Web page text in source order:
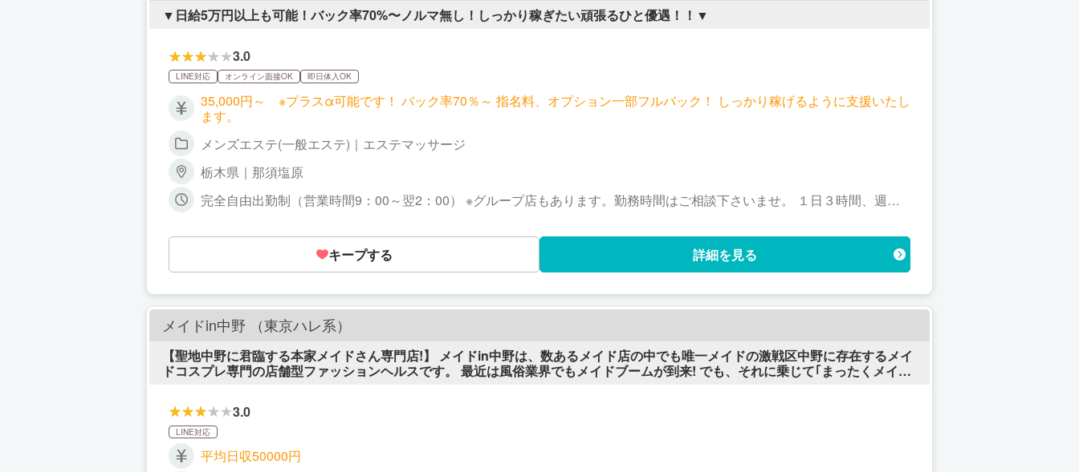
▼日給5万円以上も可能！バック率70%〜ノルマ無し！しっかり稼ぎたい頑張るひと優遇！！▼
3.0
LINE対応 オンライン面接OK 即日体入OK
35,000円～ ※プラスα可能です！ バック率70％～ 指名料、オプション一部フルバック！ しっかり稼げるように支援いたし
ます。
メンズエステ(一般エステ)｜エステマッサージ
栃木県｜那須塩原
完全自由出勤制（営業時間9：00～翌2：00） ※グループ店もあります。勤務時間はご相談下さいませ。 １日３時間、週１
キープする 詳細を見る
メイドin中野 （東京ハレ系）
【聖地中野に君臨する本家メイドさん専門店!】 メイドin中野は、数あるメイド店の中でも唯一メイドの激戦区中野に存在するメイ
ドコスプレ専門の店舗型ファッションヘルスです。 最近は風俗業界でもメイドブームが到来! でも、それに乗じて｢まったくメイド
は、メイドコスプレ専門のファッションヘルスです。 あなたはメイド服を着て『メイドさん』に扮します。お客様はメイドさんの
『ご主人様』という設定ですので、あなたはご主人様にご奉仕をしてあげて下さい♪ 当店は完全個室待機制ですので、出勤時にあ
なた専用のお部屋が用意され、お客様をご案内後お部屋の中にあるシャワーを使用し、ボディーソープ、消毒用石鹸でお客様の身
体を洗った後のサービスですので、とても衛生的で安心です。
3.0
LINE対応
平均日収50000円